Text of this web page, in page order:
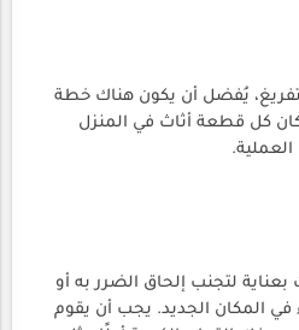
يُفضل أن يكون هناك خطة
كل قطعة أثاث في المنزل
بعناية لتجنب إلحاق الضرر به أو
المكان الجديد. يجب أن يقوم